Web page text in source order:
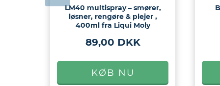
LM40 multispray – smører,
løsner, rengøre & plejer ,
400ml fra Liqui Moly
89,00 DKK